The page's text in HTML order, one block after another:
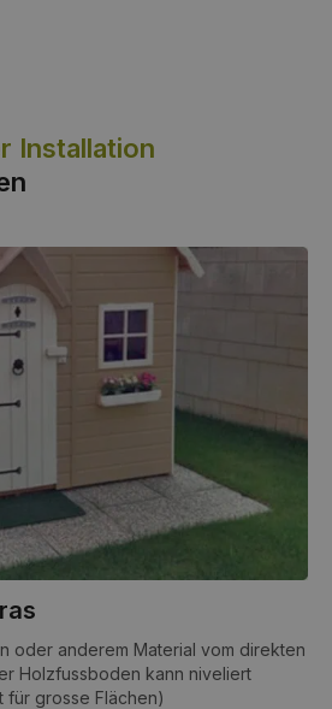
Installation
oder anderem Material vom direkten
Holzfussboden kann niveliert
grosse Flächen)